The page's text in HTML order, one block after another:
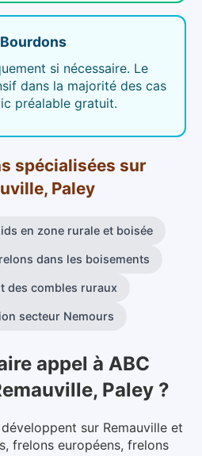
Bourdons
si nécessaire. Le
dans la majorité des cas
préalable gratuit.
spécialisées sur
Paley
en zone rurale et boisée
dans les boisements
des combles ruraux
secteur Nemours
appel à ABC
Paley ?
sur Remauville et
frelons européens, frelons